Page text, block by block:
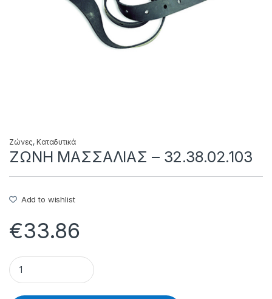
Ζώνες,Καταδυτικά
ΖΩΝΗ ΜΑΣΣΑΛΙΑΣ – 32.38.02.103
Add to wishlist
€33.86
ΖΩΝΗ ΜΑΣΣΑΛΙΑΣ - 32.38.02.103 quantity